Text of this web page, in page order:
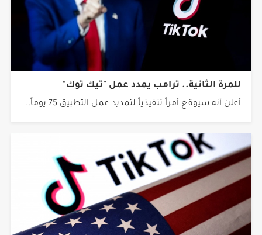
للمرة الثانية.. ترامب يمدد عمل "تيك توك"
أعلن أنه سيوقع أمراً تنفيذياً لتمديد عمل التطبيق 75 يوماً..